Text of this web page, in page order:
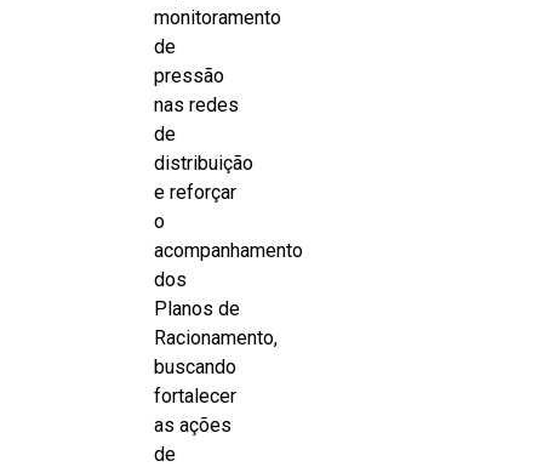
monitoramento
de
pressão
nas redes
de
distribuição
e reforçar
o
acompanhamento
dos
Planos de
Racionamento,
buscando
fortalecer
as ações
de